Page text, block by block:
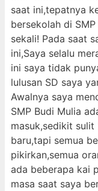
saat ini,tepatnya
bersekolah di
sekali! Pada saat
ini,Saya selalu
ini saya tidak
lulusan SD saya
Awalnya saya
SMP Budi Mulia
masuk,sedikit
baru,tapi semua
pikirkan,semua
ada beberapa kai
masa saat saya